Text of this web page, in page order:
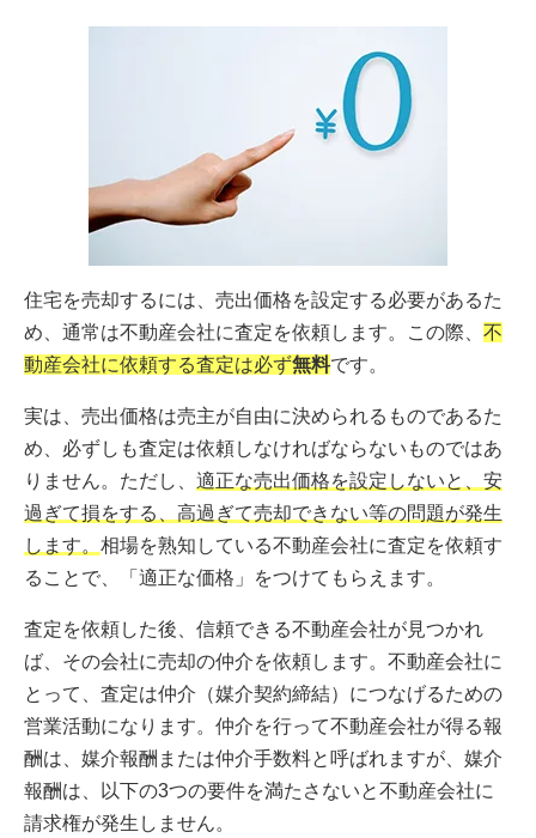
住宅を売却するには、売出価格を設定する必要があるた
め、通常は不動産会社に査定を依頼します。この際、 不
動産会社に依頼する査定は必ず無料です。
実は、売出価格は売主が自由に決められるものであるた
め、必ずしも査定は依頼しなければならないものではあ
りません。ただし、 適正な売出価格を設定しないと、安
過ぎて損をする、高過ぎて売却できない等の問題が発生
します。 相場を熟知している不動産会社に査定を依頼す
ることで、「適正な価格」をつけてもらえます。
査定を依頼した後、信頼できる不動産会社が見つかれ
ば、その会社に売却の仲介を依頼します。不動産会社に
とって、査定は仲介（媒介契約締結）につなげるための
営業活動になります。仲介を行って不動産会社が得る報
酬は、媒介報酬または仲介手数料と呼ばれますが、媒介
報酬は、以下の3つの要件を満たさないと不動産会社に
請求権が発生しません。